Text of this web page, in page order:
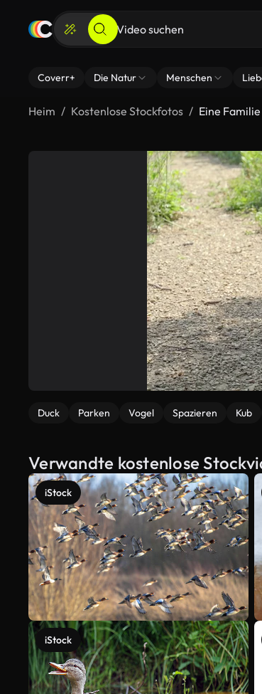
Coverr+ Die Natur Menschen
Heim Kostenlose Stockfotos Eine
Duck Parken Vogel Spazieren Kub
Verwandte kostenlose
iStock
iStock